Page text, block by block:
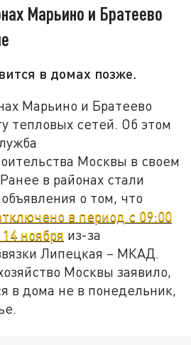
Марьино и Братеево
в домах позже.
Марьино и Братеево
тепловых сетей. Об этом
Москвы в своем
в районах стали
о том, что
в период с 09:00
ноября из-за
Липецкая – МКАД.
Москвы заявило,
в дома не в понедельник,